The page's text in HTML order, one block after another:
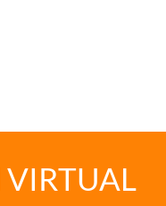
VIRTUAL